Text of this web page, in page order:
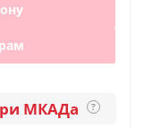
МКАДа ?